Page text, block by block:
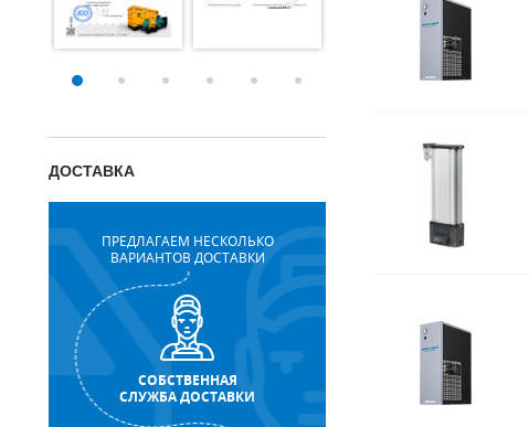
ДОСТАВКА
ПРЕДЛАГАЕМ НЕСКОЛЬКО
ВАРИАНТОВ ДОСТАВКИ
СОБСТВЕННАЯ
СЛУЖБА ДОСТАВКИ